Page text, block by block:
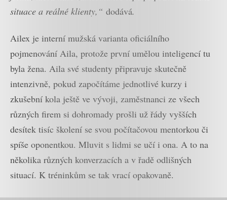
situace a reálné klienty,“ dodává.
Ailex je interní mužská varianta oficiálního
pojmenování Aila, protože první umělou inteligencí tu
byla žena. Aila své studenty připravuje skutečně
intenzivně, pokud započítáme jednotlivé kurzy i
zkušební kola ještě ve vývoji, zaměstnanci ze všech
různých firem si dohromady prošli už řády vyšších
desítek tisíc školení se svou počítačovou mentorkou či
spíše oponentkou. Mluvit s lidmi se učí i ona. A to na
několika různých konverzacích a v řadě odlišných
situací. K tréninkům se tak vrací opakovaně.